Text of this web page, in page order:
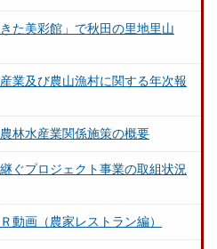
た美彩館」で秋田の里地里山
業及び農山漁村に関する年次報
林水産業関係施策の概要
ぐプロジェクト事業の取組状況
動画（農家レストラン編）